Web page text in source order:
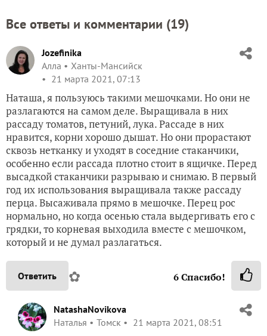
Все ответы и комментарии (19)
Jozefinika
Алла
Ханты-Мансийск
21 марта 2021, 07:13
Наташа, я пользуюсь такими мешочками. Но они не
разлагаются на самом деле. Выращивала в них
рассаду томатов, петуний, лука. Рассаде в них
нравится, корни хорошо дышат. Но они прорастают
сквозь нетканку и уходят в соседние стаканчики,
особенно если рассада плотно стоит в ящичке. Перед
высадкой стаканчики разрываю и снимаю. В первый
год их использования выращивала также рассаду
перца. Высаживала прямо в мешочке. Перец рос
нормально, но когда осенью стала выдергивать его с
грядки, то корневая выходила вместе с мешочком,
который и не думал разлагаться.
Ответить ✿ 6Спасибо!
NatashaNovikova
Наталья
Томск 21 марта 2021, 08:51